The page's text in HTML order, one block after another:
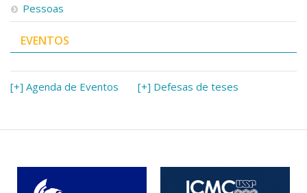
Pessoas
EVENTOS
[+] Agenda de Eventos [+] Defesas de teses